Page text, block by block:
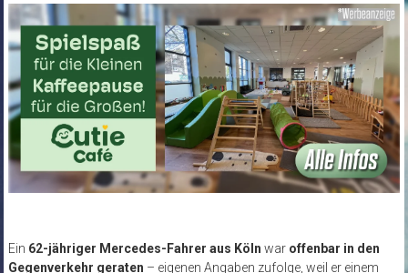
Ein 62-jähriger Mercedes-Fahrer aus Köln war offenbar in den
Gegenverkehr geraten – eigenen Angaben zufolge, weil er einem